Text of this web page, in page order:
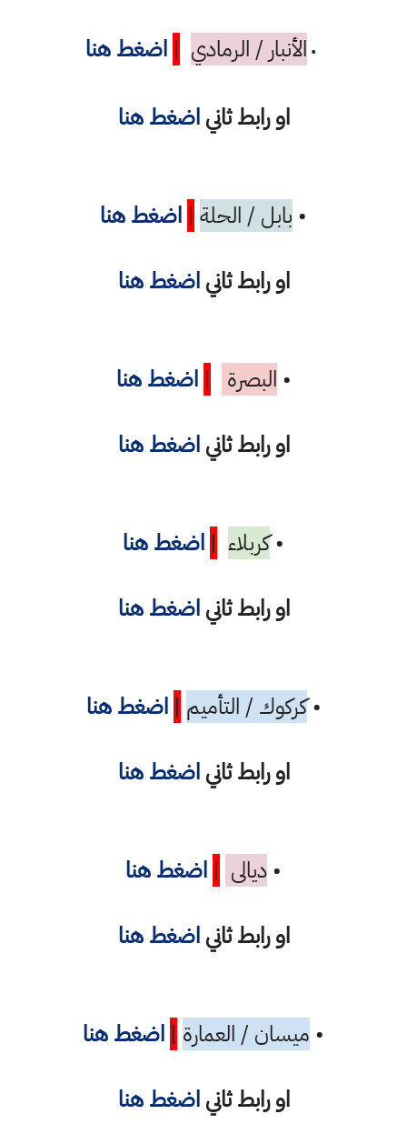
• الأنبار / الرمادي | اضغط هنا
او رابط ثانياضغط هنا
• بابل / الحلة | اضغط هنا
او رابط ثانياضغط هنا
• البصرة | اضغط هنا
او رابط ثانياضغط هنا
•كربلاء | اضغط هنا
او رابط ثانياضغط هنا
•كركوك / التأميم | اضغط هنا
او رابط ثانياضغط هنا
•ديالى | اضغط هنا
او رابط ثانياضغط هنا
• ميسان / العمارة | اضغط هنا
او رابط ثانياضغط هنا